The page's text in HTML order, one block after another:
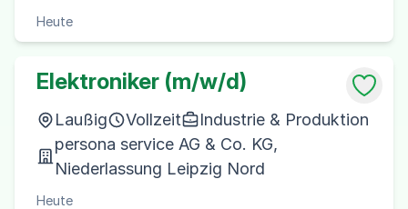
Heute
Elektroniker (m/w/d)
Laußig Vollzeit
Industrie & Produktion
persona service AG & Co. KG,
Niederlassung Leipzig Nord
Heute